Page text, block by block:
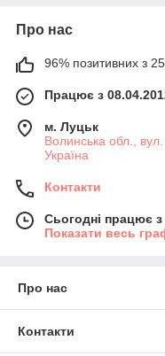
Про нас
96% позитивних з
Працює з
м. Луцьк
Волинська обл.,
Україна
Контакти
Сьогодні працює
Показати весь
Про нас
Контакти